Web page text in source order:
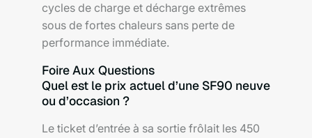
cycles de charge et décharge extrêmes
sous de fortes chaleurs sans perte de
performance immédiate.
Foire Aux Questions
Quel est le prix actuel d’une SF90 neuve
ou d’occasion ?
Le ticket d’entrée à sa sortie frôlait les 450